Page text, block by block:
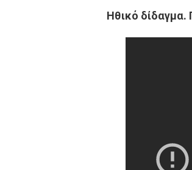
Ηθικό δίδαγμα.